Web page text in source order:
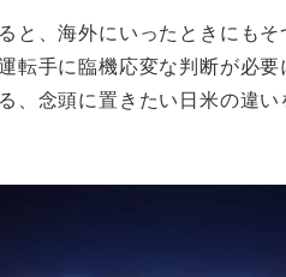
と、海外にいったときにも
転手に臨機応変な判断が必
、念頭に置きたい日米の違